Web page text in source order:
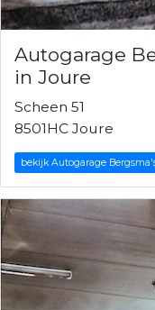
Autogarage
in Joure
Scheen 51
8501HC Joure
bekijk Autogarage